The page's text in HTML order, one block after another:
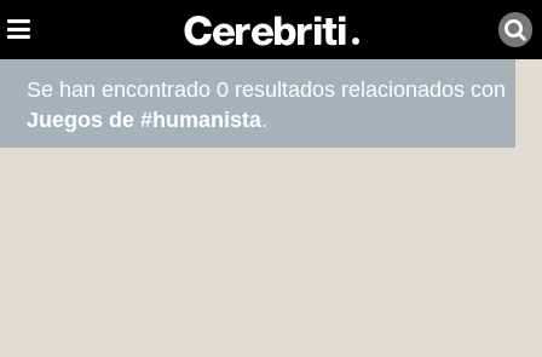
Se han encontrado 0 resultados relacionados con
Juegos de #humanista.